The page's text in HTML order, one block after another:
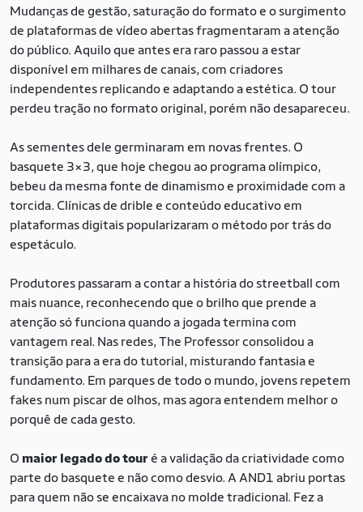
Mudanças de gestão, saturação do formato e o surgimento
de plataformas de vídeo abertas fragmentaram a atenção
do público. Aquilo que antes era raro passou a estar
disponível em milhares de canais, com criadores
independentes replicando e adaptando a estética. O tour
perdeu tração no formato original, porém não desapareceu.
As sementes dele germinaram em novas frentes. O
basquete 3×3, que hoje chegou ao programa olímpico,
bebeu da mesma fonte de dinamismo e proximidade com a
torcida. Clínicas de drible e conteúdo educativo em
plataformas digitais popularizaram o método por trás do
espetáculo.
Produtores passaram a contar a história do streetball com
mais nuance, reconhecendo que o brilho que prende a
atenção só funciona quando a jogada termina com
vantagem real. Nas redes, The Professor consolidou a
transição para a era do tutorial, misturando fantasia e
fundamento. Em parques de todo o mundo, jovens repetem
fakes num piscar de olhos, mas agora entendem melhor o
porquê de cada gesto.
O maior legado do touré a validação da criatividade como
parte do basquete e não como desvio. A AND1 abriu portas
para quem não se encaixava no molde tradicional. Fez a